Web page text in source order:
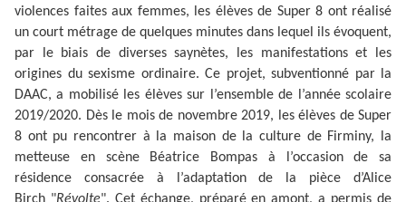
violences faites aux femmes, les élèves de Super 8 ont réalisé
un court métrage de quelques minutes dans lequel ils évoquent,
par le biais de diverses saynètes, les manifestations et les
origines du sexisme ordinaire. Ce projet, subventionné par la
DAAC, a mobilisé les élèves sur l’ensemble de l’année scolaire
2019/2020. Dès le mois de novembre 2019, les élèves de Super
8 ont pu rencontrer à la maison de la culture de Firminy, la
metteuse en scène Béatrice Bompas à l’occasion de sa
résidence consacrée à l’adaptation de la pièce d’Alice